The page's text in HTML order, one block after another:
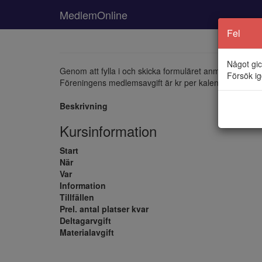
MedlemOnline
Genom att fylla i och skicka formuläret anmäler du
Föreningens medlemsavgift är kr per kalenderår.
Beskrivning
Kursinformation
Start
När
Var
Information
Tillfällen
Prel. antal platser kvar
Deltagarvgift
Materialavgift
Fel
Något
Försök